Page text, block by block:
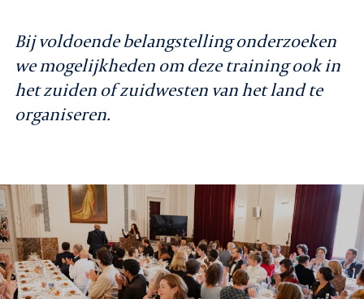
Bij voldoende belangstelling onderzoeken
we mogelijkheden om deze training ook in
het zuiden of zuidwesten van het land te
organiseren.